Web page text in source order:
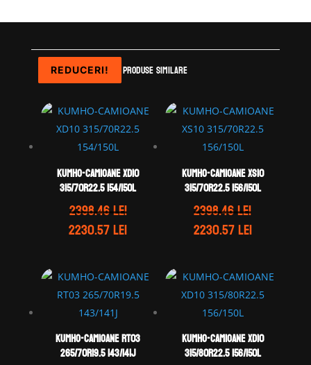
Produse similare
REDUCERI!
KUMHO-CAMIOANE XD10
315/70R22.5 154/150L
2398.46lei
Prețul
fost:
2398.46 lei.
2230.57leiPrețul
2230.57 lei.
REDUCERI!
KUMHO-CAMIOANE XS10
315/70R22.5 156/150L
2398.46lei
Prețul
fost:
2398.46 lei.
2230.57leiPrețul
2230.57
REDUCERI!
KUMHO-CAMIOANE RT03
265/70R19.5 143/141J
REDUCERI!
KUMHO-CAMIOANE XD10
315/80R22.5 156/150L